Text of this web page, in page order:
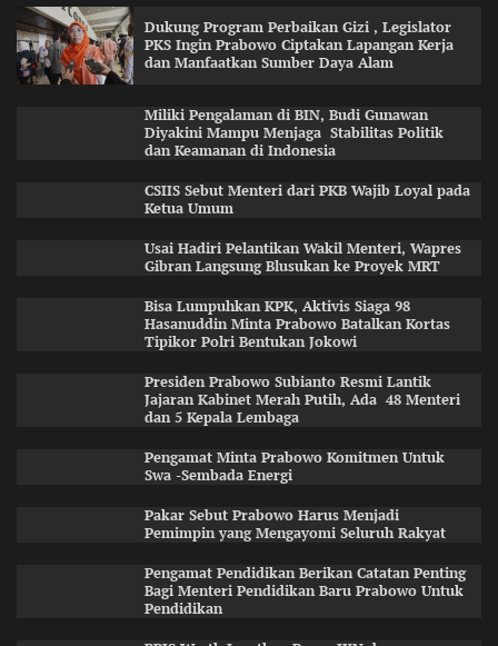
Dukung Program Perbaikan Gizi , Legislator
PKS Ingin Prabowo Ciptakan Lapangan Kerja
dan Manfaatkan Sumber Daya Alam
Miliki Pengalaman di BIN, Budi Gunawan
Diyakini Mampu Menjaga Stabilitas Politik
dan Keamanan di Indonesia
CSIIS Sebut Menteri dari PKB Wajib Loyal pada
Ketua Umum
Usai Hadiri Pelantikan Wakil Menteri, Wapres
Gibran Langsung Blusukan ke Proyek MRT
Bisa Lumpuhkan KPK, Aktivis Siaga 98
Hasanuddin Minta Prabowo Batalkan Kortas
Tipikor Polri Bentukan Jokowi
Presiden Prabowo Subianto Resmi Lantik
Jajaran Kabinet Merah Putih, Ada 48 Menteri
dan 5 Kepala Lembaga
Pengamat Minta Prabowo Komitmen Untuk
Swa -Sembada Energi
Pakar Sebut Prabowo Harus Menjadi
Pemimpin yang Mengayomi Seluruh Rakyat
Pengamat Pendidikan Berikan Catatan Penting
Bagi Menteri Pendidikan Baru Prabowo Untuk
Pendidikan